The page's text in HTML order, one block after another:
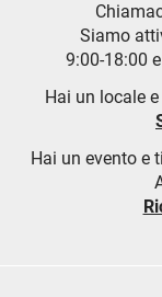
Siamo
9:00-18:00
Hai un locale
Hai un evento e